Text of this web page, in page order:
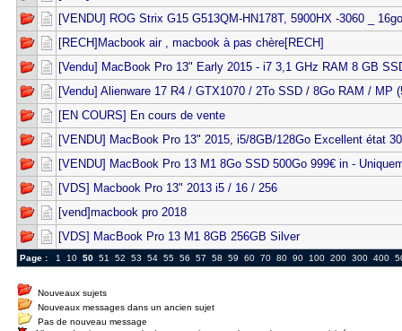
[VENDU] ROG Strix G15 G513QM-HN178T, 5900HX -3060 _ 16go
[RECH]Macbook air , macbook à pas chère[RECH]
[Vendu] MacBook Pro 13" Early 2015 - i7 3,1 GHz RAM 8 GB
[Vendu] Alienware 17 R4 / GTX1070 / 2To SSD / 8Go RAM / MP
[EN COURS] En cours de vente
[VENDU] MacBook Pro 13" 2015, i5/8GB/128Go Excellent état
[VENDU] MacBook Pro 13 M1 8Go SSD 500Go 999€ in -
[VDS] Macbook Pro 13" 2013 i5 / 16 / 256
[vend]macbook pro 2018
[VDS] MacBook Pro 13 M1 8GB 256GB Silver
Page : 1 10 50 51 52 53 54 55 56 57 58 59 60 70 80 90 100 200 300 400
Nouveaux sujets
Nouveaux messages dans un ancien sujet
Pas de nouveau message